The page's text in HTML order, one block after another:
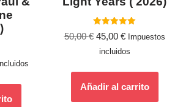
Valorado
con
5.00
de 5
50,00€ 45,00 €
Impuestos
incluidos
Añadir al carrito